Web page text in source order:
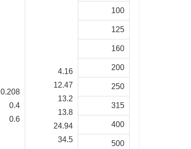
4.16
12.47
13.2
13.8
24.94
34.5
0.208
0.4
0.6
100
125
160
200
250
315
400
500